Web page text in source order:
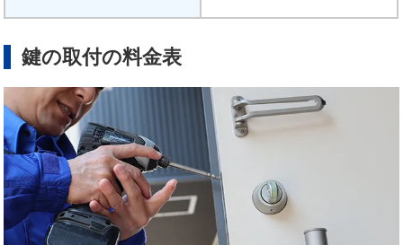
鍵の取付の料金表